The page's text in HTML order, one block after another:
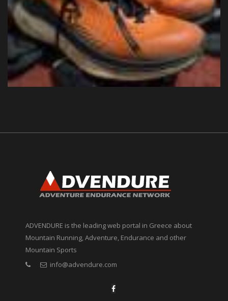
ADVENDURE is the leading web portal in Greece about
Mountain Running, Adventure, Endurance and other
Mountain Sports
info@advendure.com